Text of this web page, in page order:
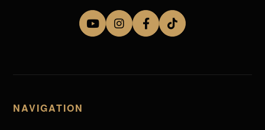
NAVIGATION